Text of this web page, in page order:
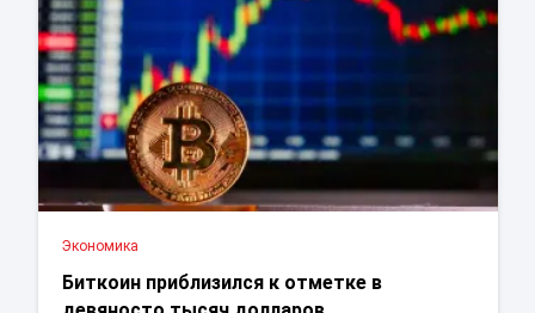
Экономика
Биткоин приблизился к отметке в